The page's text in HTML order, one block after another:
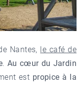
Nantes,
le café de
. Au cœur du Jardin
est propice à la